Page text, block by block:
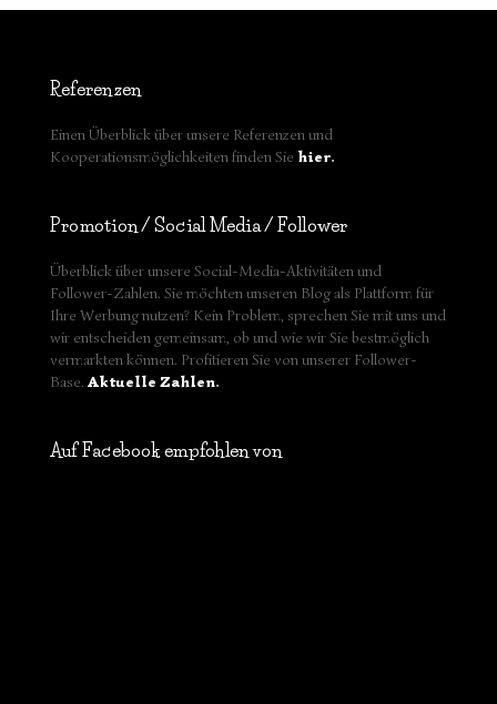
Referenzen
Einen Überblick über unsere Referenzen und
Kooperationsmöglichkeiten finden Sie hier.
Promotion / Social Media / Follower
Überblick über unsere Social-Media-Aktivitäten und
Follower-Zahlen. Sie möchten unseren Blog als Plattform für
Ihre Werbung nutzen? Kein Problem, sprechen Sie mit uns und
wir entscheiden gemeinsam, ob und wie wir Sie bestmöglich
vermarkten können. Profitieren Sie von unserer Follower-
Base. Aktuelle Zahlen.
Auf Facebook empfohlen von